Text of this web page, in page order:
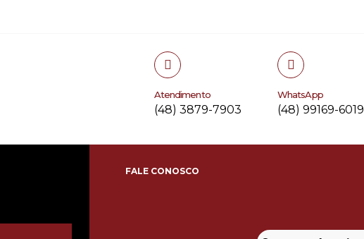
Atendimento
(48) 3879-7903
WhatsApp
(48) 99169-6019
FALE CONOSCO